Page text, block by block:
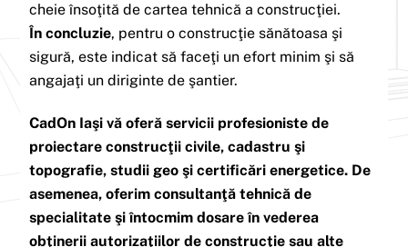
cheie însoţită de cartea tehnică a construcţiei.
În concluzie, pentru o construcţie sănătoasa şi
sigură, este indicat să faceţi un efort minim şi să
angajaţi un diriginte de şantier.
CadOn Iaşi vă oferă servicii profesioniste de
proiectare construcţii civile, cadastru şi
topografie, studii geo şi certificări energetice. De
asemenea, oferim consultanţă tehnică de
specialitate şi întocmim dosare în vederea
obţinerii autorizaţiilor de construcţie sau alte